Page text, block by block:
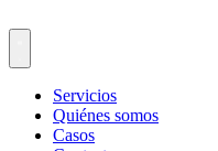
Servicios
Quiénes somos
Casos